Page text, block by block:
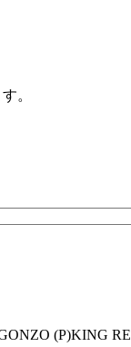
。
(P)KING